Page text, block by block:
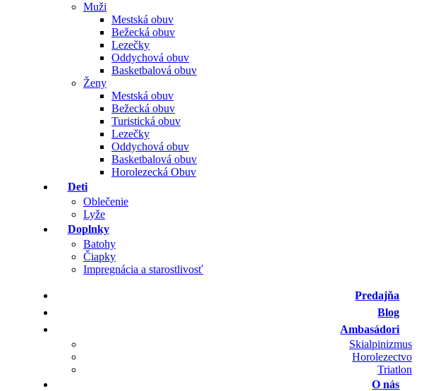
Muži
Mestská obuv
Bežecká obuv
Lezečky
Oddychová obuv
Basketbalová obuv
Ženy
Mestská obuv
Bežecká obuv
Turistická obuv
Lezečky
Oddychová obuv
Basketbalová obuv
Horolezecká Obuv
Deti
Oblečenie
Lyže
Doplnky
Batohy
Čiapky
Impregnácia a starostlivosť
Predajňa
Blog
Ambasádori
Skialpinizmus
Horolezectvo
Triatlon
O nás